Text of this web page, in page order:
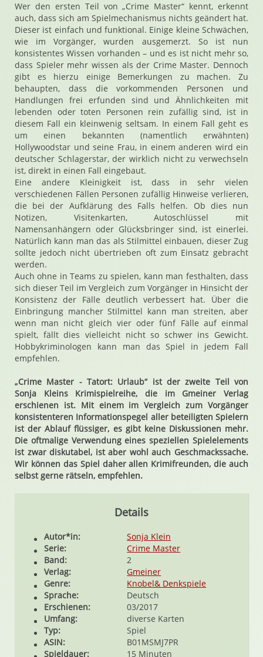
Wer den ersten Teil von „Crime Master“ kennt, erkennt
auch, dass sich am Spielmechanismus nichts geändert hat.
Dieser ist einfach und funktional. Einige kleine Schwächen,
wie im Vorgänger, wurden ausgemerzt. So ist nun
konsistentes Wissen vorhanden – und es ist nicht mehr so,
dass Spieler mehr wissen als der Crime Master. Dennoch
gibt es hierzu einige Bemerkungen zu machen. Zu
behaupten, dass die vorkommenden Personen und
Handlungen frei erfunden sind und Ähnlichkeiten mit
lebenden oder toten Personen rein zufällig sind, ist in
diesem Fall ein kleinwenig seltsam. In einem Fall geht es
um einen bekannten (namentlich erwähnten)
Hollywoodstar und seine Frau, in einem anderen wird ein
deutscher Schlagerstar, der wirklich nicht zu verwechseln
ist, direkt in einen Fall eingebaut.
Eine andere Kleinigkeit ist, dass in sehr vielen
verschiedenen Fällen Personen zufällig Hinweise verlieren,
die bei der Aufklärung des Falls helfen. Ob dies nun
Notizen, Visitenkarten, Autoschlüssel mit
Namensanhängern oder Glücksbringer sind, ist einerlei.
Natürlich kann man das als Stilmittel einbauen, dieser Zug
sollte jedoch nicht übertrieben oft zum Einsatz gebracht
werden.
Auch ohne in Teams zu spielen, kann man festhalten, dass
sich dieser Teil im Vergleich zum Vorgänger in Hinsicht der
Konsistenz der Fälle deutlich verbessert hat. Über die
Einbringung mancher Stilmittel kann man streiten, aber
wenn man nicht gleich vier oder fünf Fälle auf einmal
spielt, fällt dies vielleicht nicht so schwer ins Gewicht.
Hobbykriminologen kann man das Spiel in jedem Fall
empfehlen.
„Crime Master - Tatort: Urlaub“ ist der zweite Teil von
Sonja Kleins Krimispielreihe, die im Gmeiner Verlag
erschienen ist. Mit einem im Vergleich zum Vorgänger
konsistenteren Informationspegel aller beteiligten Spielern
ist der Ablauf flüssiger, es gibt keine Diskussionen mehr.
Die oftmalige Verwendung eines speziellen Spielelements
ist zwar diskutabel, ist aber wohl auch Geschmackssache.
Wir können das Spiel daher allen Krimifreunden, die auch
selbst gerne rätseln, empfehlen.
Details
Autor*in:
Sonja Klein
Serie:
Crime Master
Band:
2
Verlag:
Gmeiner
Genre:
Knobel& Denkspiele
Sprache:
Deutsch
Erschienen:
03/2017
Umfang:
diverse Karten
Typ:
Spiel
ASIN:
B01MSMJ7PR
Spieldauer:
15 Minuten